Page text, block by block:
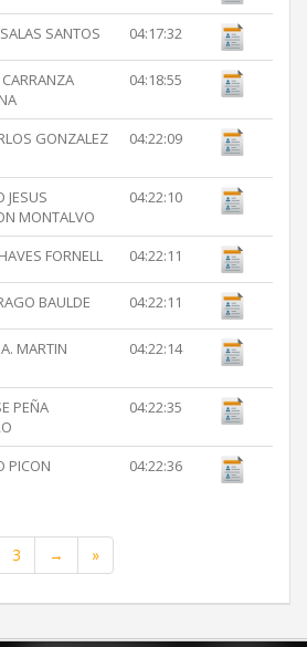
SANTOS 04:17:32
04:18:55
GONZALEZ
04:22:09
JESUS
MONTALVO
04:22:10
FORNELL 04:22:11
BAULDE 04:22:11
MARTIN
04:22:14
PEÑA
04:22:35
PICON 04:22:36
3 → »